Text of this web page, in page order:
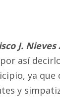
J. Nieves
así
ya que
y